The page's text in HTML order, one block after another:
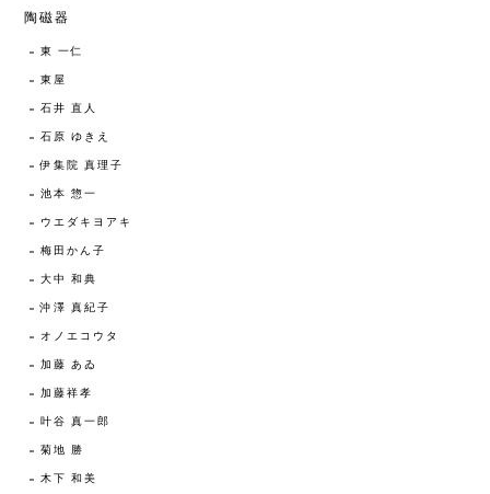
陶磁器
東 一仁
東屋
石井 直人
石原 ゆきえ
伊集院 真理子
池本 惣一
ウエダキヨアキ
梅田かん子
大中 和典
沖澤 真紀子
オノエコウタ
加藤 あゐ
加藤祥孝
叶谷 真一郎
菊地 勝
木下 和美